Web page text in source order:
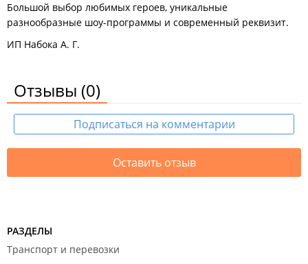
Большой выбор любимых героев, уникальные
разнообразные шоу-программы и современный реквизит.
ИП Набока А. Г.
Отзывы (0)
Подписаться на комментарии
Оставить отзыв
РАЗДЕЛЫ
Транспорт и перевозки